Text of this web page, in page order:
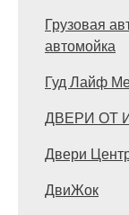
Грузовая
автомойка
Гуд Лайф
ДВЕРИ ОТ И
Двери
ДвиЖок